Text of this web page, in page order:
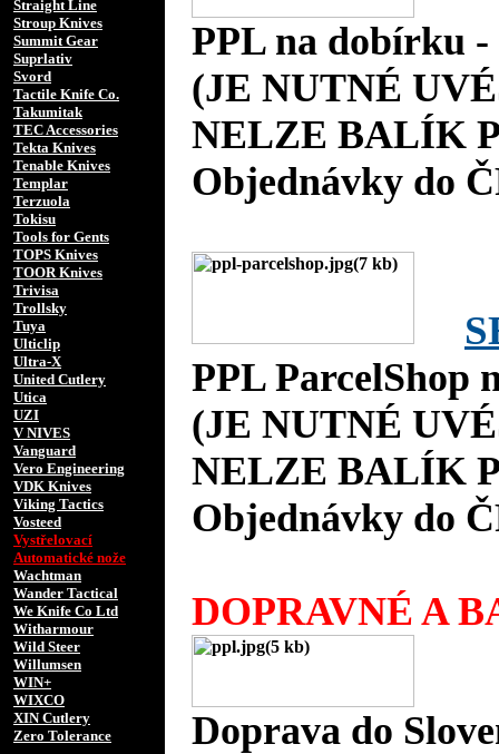
Straight Line
Stroup Knives
Summit Gear
Suprlativ
Svord
Tactile Knife Co.
Takumitak
TEC Accessories
Tekta Knives
Tenable Knives
Templar
Terzuola
Tokisu
Tools for Gents
TOPS Knives
TOOR Knives
Trivisa
Trollsky
Tuya
Ulticlip
Ultra-X
United Cutlery
Utica
UZI
V NIVES
Vanguard
Vero Engineering
VDK Knives
Viking Tactics
Vosteed
Vystřelovací
Automatické nože
Wachtman
Wander Tactical
We Knife Co Ltd
Witharmour
Wild Steer
Willumsen
WIN+
WIXCO
XIN Cutlery
Zero Tolerance
PPL na dobírku
(JE NUTNÉ
NELZE BALÍK
Objednávky do
PPL ParcelShop
(JE NUTNÉ
NELZE BALÍK
Objednávky do
DOPRAVNÉ A
Doprava do